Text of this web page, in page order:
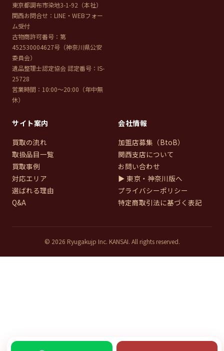
東京都調布市染地3-1-92（本社）
関西お問合せ：LINE・WEBフォー
ム受付
古物商許可番号：第
452530004627号（神奈川県公安
委員会）
遺品整理士認定協会 認定番号：IS-
25728
営業時間：10:00〜20:00（年中無
休）
サイト案内
買取の流れ
取扱品目一覧
買取事例
対応エリア
選ばれる理由
Q&A
会社情報
加盟店募集（BtoB）
関西支店について
お問い合わせ
▶ 東京・神奈川版へ
プライバシーポリシー
特定商取引法に基づく表記
© 2026 Ryugakujp Inc. KANSAI. All rights reserved.